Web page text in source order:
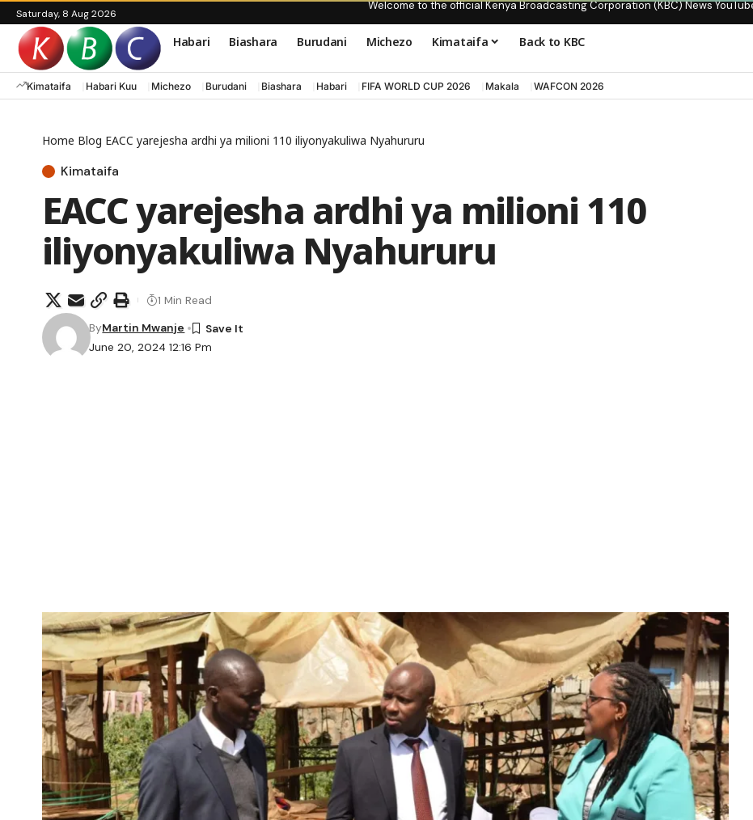
Saturday, 8 Aug 2026
Welcome to the official Kenya Broadcasting Corporation (KBC) News
Habari Biashara Burudani Michezo Kimataifa Back to KBC
Kimataifa Habari Kuu Michezo Burudani Biashara Habari FIFA WORLD CUP 2026 Makala WAFCON 2026
Home Blog EACC yarejesha ardhi ya milioni 110 iliyonyakuliwa Nyahururu
Kimataifa
EACC yarejesha ardhi ya milioni 110
iliyonyakuliwa Nyahururu
June 20, 2024 12:16 Pm
ByMartin Mwanje
1 Min Read